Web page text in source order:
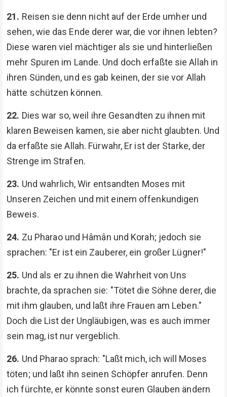
21. Reisen sie denn nicht auf der Erde umher und
sehen, wie das Ende derer war, die vor ihnen lebten?
Diese waren viel mächtiger als sie und hinterließen
mehr Spuren im Lande. Und doch erfaßte sie Allah in
ihren Sünden, und es gab keinen, der sie vor Allah
hätte schützen können.
22. Dies war so, weil ihre Gesandten zu ihnen mit
klaren Beweisen kamen, sie aber nicht glaubten. Und
da erfaßte sie Allah. Fürwahr, Er ist der Starke, der
Strenge im Strafen.
23. Und wahrlich, Wir entsandten Moses mit
Unseren Zeichen und mit einem offenkundigen
Beweis.
24. Zu Pharao und Hâmân und Korah; jedoch sie
sprachen: "Er ist ein Zauberer, ein großer Lügner!"
25. Und als er zu ihnen die Wahrheit von Uns
brachte, da sprachen sie: "Tötet die Söhne derer, die
mit ihm glauben, und laßt ihre Frauen am Leben."
Doch die List der Ungläubigen, was es auch immer
sein mag, ist nur vergeblich.
26. Und Pharao sprach: "Laßt mich, ich will Moses
töten; und laßt ihn seinen Schöpfer anrufen. Denn
ich fürchte, er könnte sonst euren Glauben ändern